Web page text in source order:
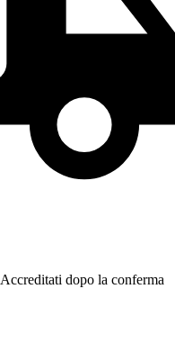
Accreditati dopo la conferma